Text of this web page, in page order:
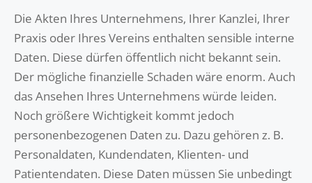
Die Akten Ihres Unternehmens, Ihrer Kanzlei, Ihrer
Praxis oder Ihres Vereins enthalten sensible interne
Daten. Diese dürfen öffentlich nicht bekannt sein.
Der mögliche finanzielle Schaden wäre enorm. Auch
das Ansehen Ihres Unternehmens würde leiden.
Noch größere Wichtigkeit kommt jedoch
personenbezogenen Daten zu. Dazu gehören z. B.
Personaldaten, Kundendaten, Klienten- und
Patientendaten. Diese Daten müssen Sie unbedingt